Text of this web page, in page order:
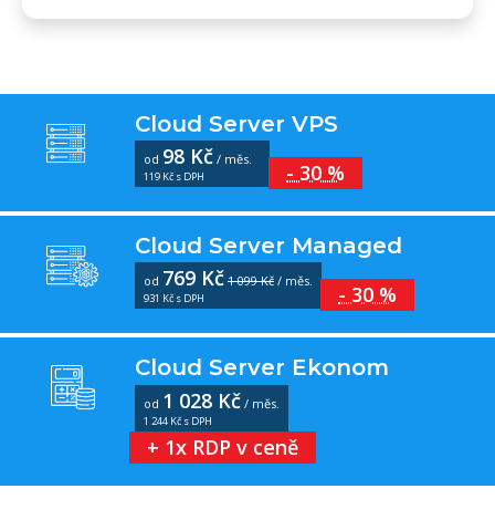
Cloud Server VPS
od 98 Kč / měs.
119 Kč s DPH - 30 %
Cloud Server Managed
od 769 Kč 1 099 Kč / měs.
931 Kč s DPH - 30 %
Cloud Server Ekonom
od 1 028 Kč / měs.
1 244 Kč s DPH
+ 1x RDP v ceně